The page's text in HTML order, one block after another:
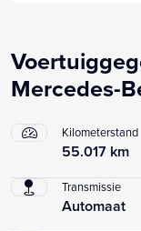
Mercedes-
Kilometerstand
55.017 km
Transmissie
Automaat